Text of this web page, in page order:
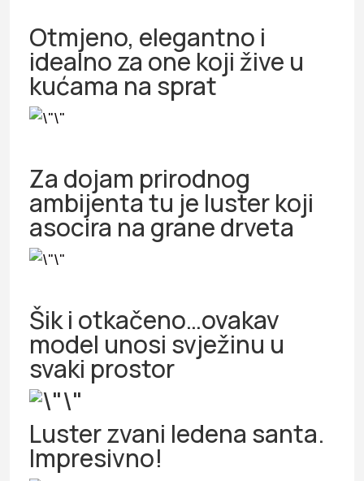
Otmjeno, elegantno i
idealno za one koji žive u
kućama na sprat
Za dojam prirodnog
ambijenta tu je luster koji
asocira na grane drveta
Šik i otkačeno…ovakav
model unosi svježinu u
svaki prostor
Luster zvani ledena santa.
Impresivno!